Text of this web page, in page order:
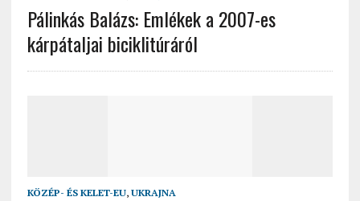
Pálinkás Balázs: Emlékek a 2007-es
kárpátaljai biciklitúráról
KÖZÉP- ÉS KELET-EU, UKRAJNA